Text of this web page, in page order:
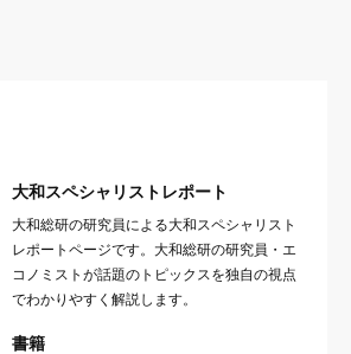
大和スペシャリストレポート
大和総研の研究員による大和スペシャリスト
レポートページです。大和総研の研究員・エ
コノミストが話題のトピックスを独自の視点
でわかりやすく解説します。
書籍